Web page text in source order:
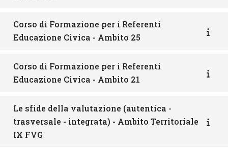
Corso di Formazione per i Referenti
Educazione Civica - Ambito 25
Corso di Formazione per i Referenti
Educazione Civica - Ambito 21
Le sfide della valutazione (autentica -
trasversale - integrata) - Ambito Territoriale
IX FVG